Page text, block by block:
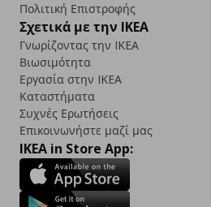
Πολιτική Επιστροφής
Σχετικά με την IKEA
Γνωρίζοντας την IKEA
Βιωσιμότητα
Εργασία στην IKEA
Καταστήματα
Συχνές Ερωτήσεις
Επικοινωνήστε μαζί μας
IKEA in Store App: